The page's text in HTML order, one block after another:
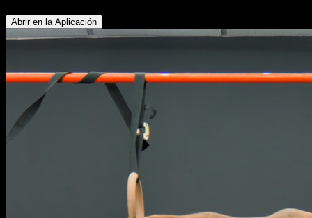
Abrir en la Aplicación